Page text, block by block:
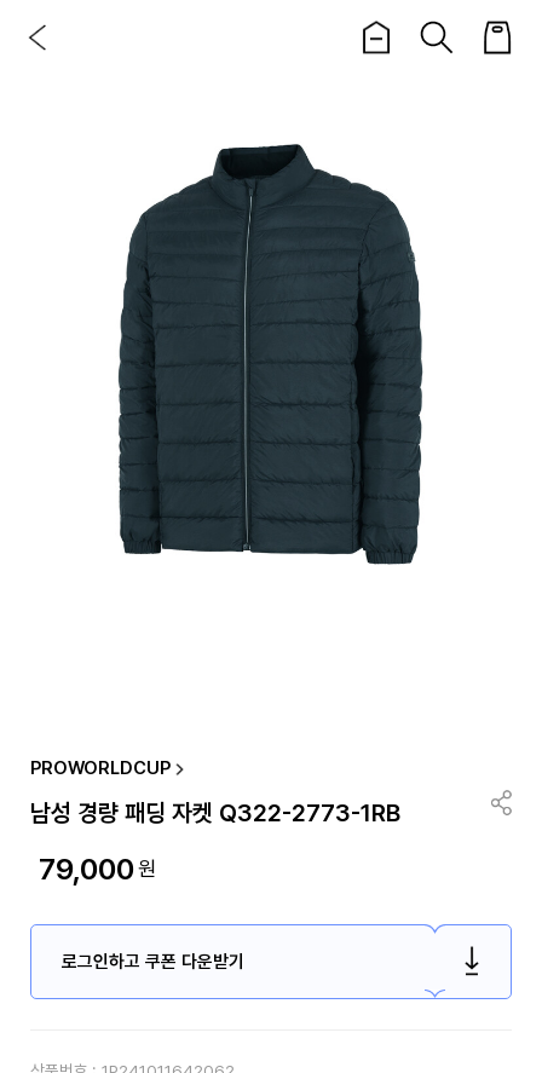
PROWORLDCUP
남성 경량 패딩 자켓 Q322-2773-1RB
79,000원
로그인하고 쿠폰 다운받기